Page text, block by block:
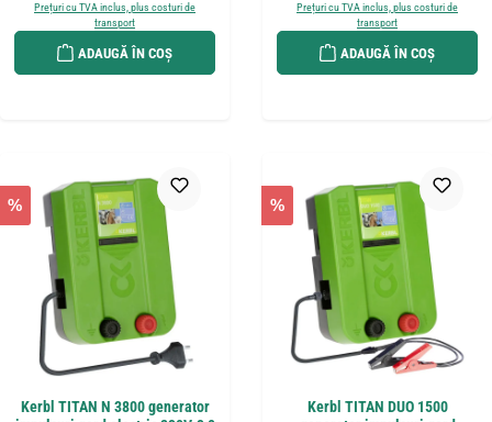
Prețuri cu TVA inclus, plus costuri de
transport
ADAUGĂ ÎN COȘ
Prețuri cu TVA inclus, plus costuri de
transport
ADAUGĂ ÎN COȘ
%
Kerbl TITAN N 3800 generator
%
Kerbl TITAN DUO 1500